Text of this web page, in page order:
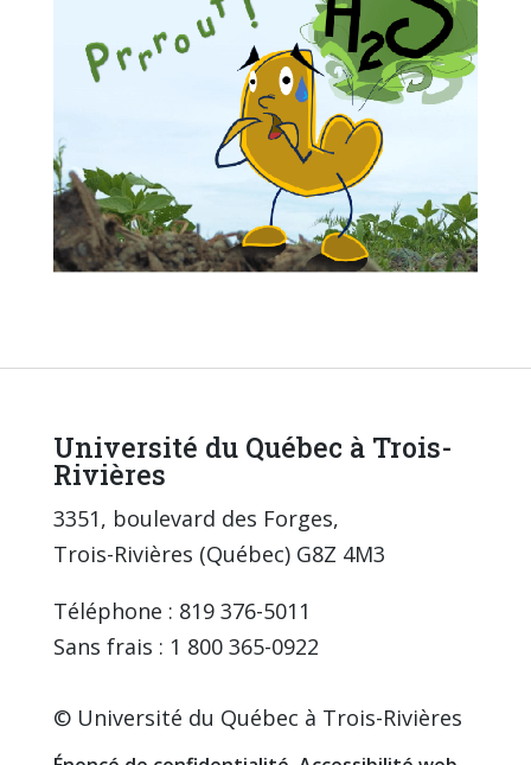
Université du Québec à Trois-
Rivières
3351, boulevard des Forges,
Trois-Rivières (Québec) G8Z 4M3
Téléphone : 819 376-5011
Sans frais : 1 800 365-0922
© Université du Québec à Trois-Rivières